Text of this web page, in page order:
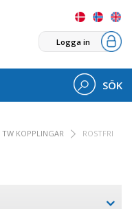
Logga in
SÖK
TW KOPPLINGAR ROSTFRI